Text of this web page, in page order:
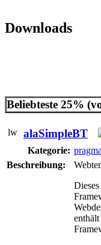
Downloads
Beliebteste 25%
alaSimpleBT
Kategorie:
Beschreibung: